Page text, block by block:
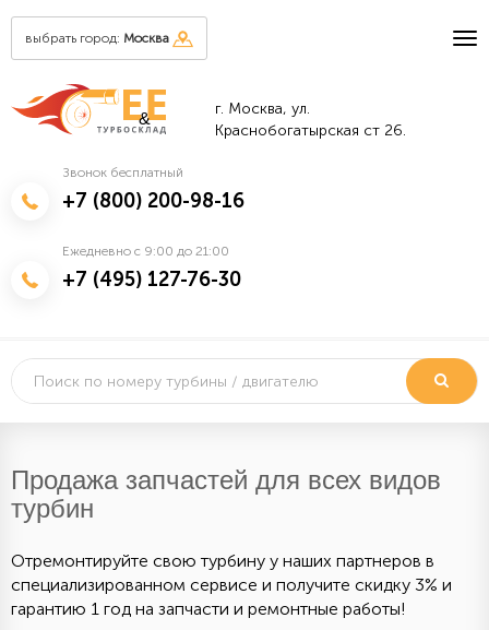
выбрать город: Москва
&
г. Москва, ул.
Краснобогатырская ст 26.
Звонок бесплатный
+7 (800) 200-98-16
Ежедневно с 9:00 до 21:00
+7 (495) 127-76-30
Продажа запчастей для всех видов
турбин
Отремонтируйте свою турбину у наших партнеров в
специализированном сервисе и получите скидку 3% и
гарантию 1 год на запчасти и ремонтные работы!